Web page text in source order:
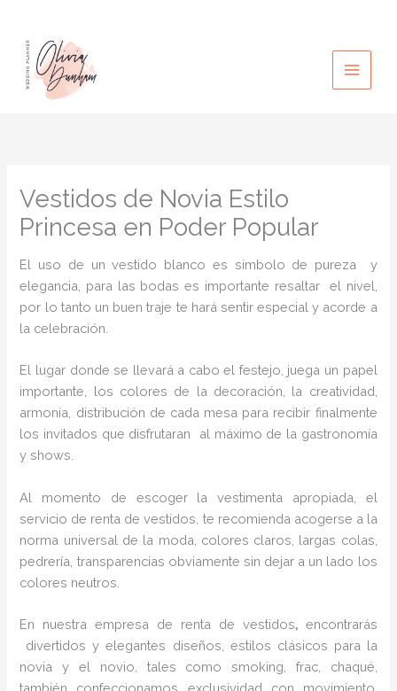
contenido
Vestidos de Novia Estilo
Princesa en Poder Popular
El uso de un vestido blanco es símbolo de pureza y
elegancia, para las bodas es importante resaltar el nivel,
por lo tanto un buen traje te hará sentir especial y acorde a
la celebración.
El lugar donde se llevará a cabo el festejo, juega un papel
importante, los colores de la decoración, la creatividad,
armonía, distribución de cada mesa para recibir finalmente
los invitados que disfrutaran al máximo de la gastronomía
y shows.
Al momento de escoger la vestimenta apropiada, el
servicio de renta de vestidos, te recomienda acogerse a la
norma universal de la moda, colores claros, largas colas,
pedrería, transparencias obviamente sin dejar a un lado los
colores neutros.
En nuestra empresa de renta de vestidos, encontrarás
divertidos y elegantes diseños, estilos clásicos para la
novia y el novio, tales como smoking, frac, chaqué,
también confeccionamos exclusividad con movimiento,